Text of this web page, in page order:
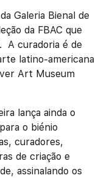
Galeria Bienal de
da FBAC que
A curadoria é de
latino-americana
Art Museum
lança ainda o
o biénio
curadores,
de criação e
assinalando os